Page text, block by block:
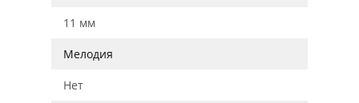
11 мм
Мелодия
Нет